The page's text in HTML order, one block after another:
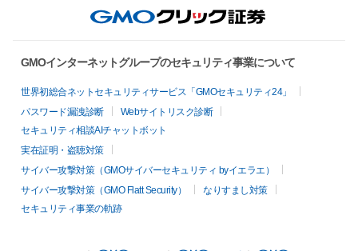
GMOインターネットグループのセキュリティ事業について
世界初総合ネットセキュリティサービス「GMOセキュリティ24」
パスワード漏洩診断
Webサイトリスク診断
セキュリティ相談AIチャットボット
実在証明・盗聴対策
サイバー攻撃対策（GMOサイバーセキュリティ byイエラエ）
サイバー攻撃対策（GMO Flatt Security）
なりすまし対策
セキュリティ事業の軌跡